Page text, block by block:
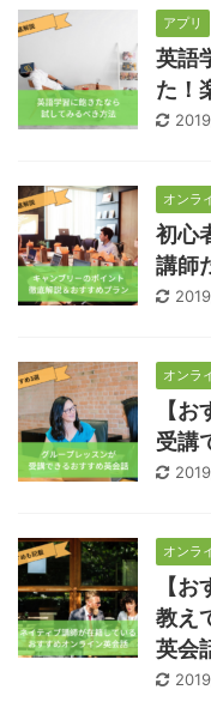
アプリ
英語
た！
オンラ
初心
講師
オンラ
【
受講
オンラ
【
教え
英会